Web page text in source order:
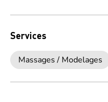
Services
Massages / Modelages